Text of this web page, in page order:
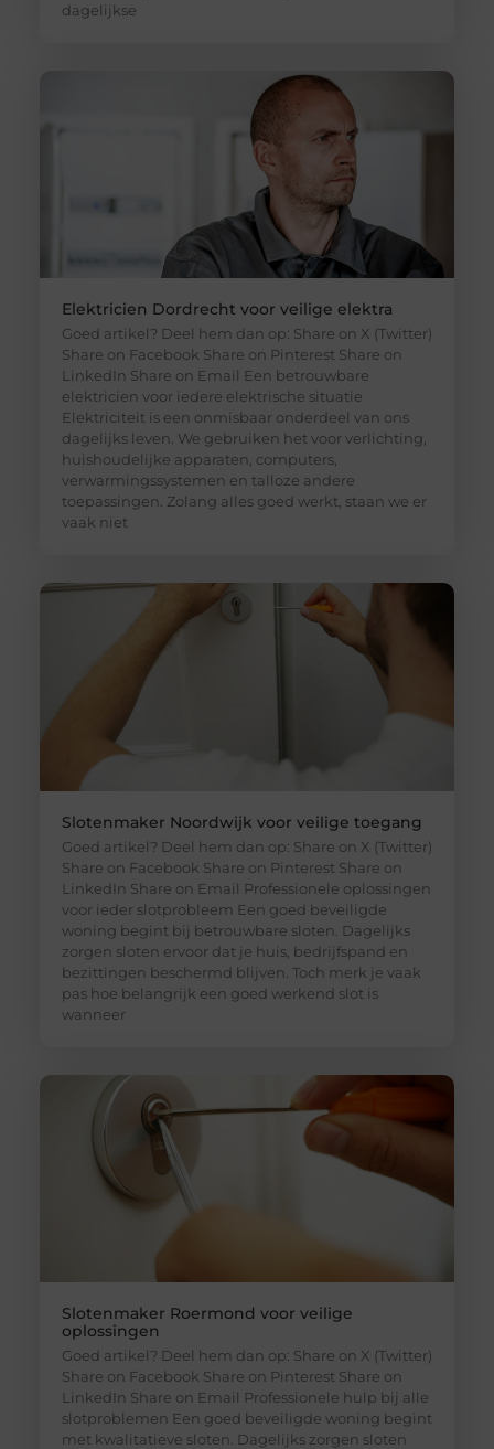
dagelijkse
Elektricien Dordrecht voor veilige elektra
Goed artikel? Deel hem dan op: Share on X (Twitter)
Share on Facebook Share on Pinterest Share on
LinkedIn Share on Email Een betrouwbare
elektricien voor iedere elektrische situatie
Elektriciteit is een onmisbaar onderdeel van ons
dagelijks leven. We gebruiken het voor verlichting,
huishoudelijke apparaten, computers,
verwarmingssystemen en talloze andere
toepassingen. Zolang alles goed werkt, staan we er
vaak niet
Slotenmaker Noordwijk voor veilige toegang
Goed artikel? Deel hem dan op: Share on X (Twitter)
Share on Facebook Share on Pinterest Share on
LinkedIn Share on Email Professionele oplossingen
voor ieder slotprobleem Een goed beveiligde
woning begint bij betrouwbare sloten. Dagelijks
zorgen sloten ervoor dat je huis, bedrijfspand en
bezittingen beschermd blijven. Toch merk je vaak
pas hoe belangrijk een goed werkend slot is
wanneer
Slotenmaker Roermond voor veilige
oplossingen
Goed artikel? Deel hem dan op: Share on X (Twitter)
Share on Facebook Share on Pinterest Share on
LinkedIn Share on Email Professionele hulp bij alle
slotproblemen Een goed beveiligde woning begint
met kwalitatieve sloten. Dagelijks zorgen sloten